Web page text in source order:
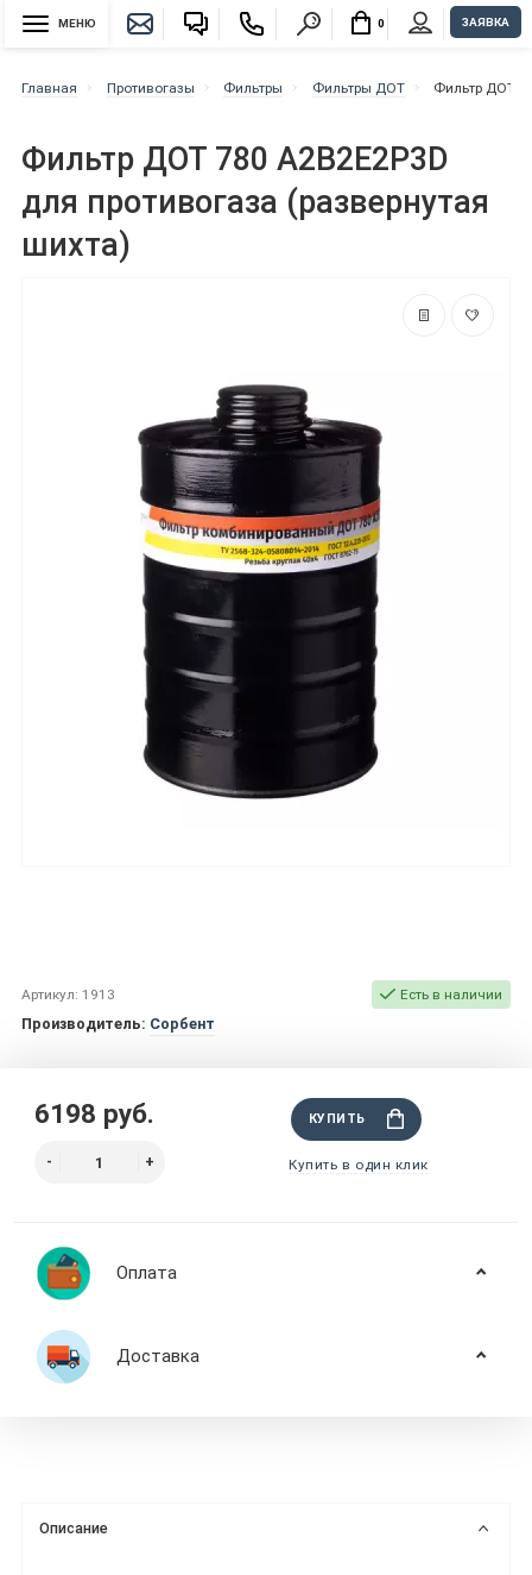
МЕНЮ 0 ЗАЯВКА
Главная Противогазы Фильтры Фильтры ДОТ Фильтр ДОТ
Фильтр ДОТ 780 A2B2E2P3D
для противогаза (развернутая
шихта)
Артикул: 1913 Есть в наличии
Производитель: Сорбент
6198 руб. КУПИТЬ
Купить в один клик
Оплата
Доставка
Описание